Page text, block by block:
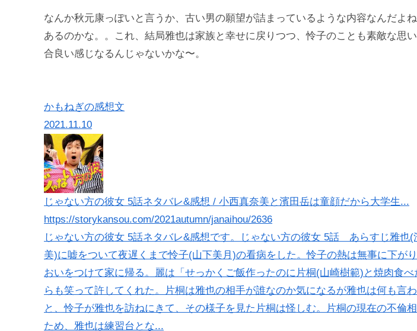
なんか秋元康っぽいと言うか、古い男の願望が詰まっているような内容なんだよ
あるのかな。。これ、結局雅也は家族と幸せに戻りつつ、怜子のことも素敵な思
合良い感じなるんじゃないかな〜。
かもねぎの感想文
2021.11.10
じゃない方の彼女 5話ネタバレ&感想 / 小西真奈美と濱田岳は童顔だから大学生...
https://storykansou.com/2021autumn/janaihou/2636
じゃない方の彼女 5話ネタバレ&感想です。じゃない方の彼女 5話 あらすじ雅也(
美)に嘘をついて夜遅くまで怜子(山下美月)の看病をした。怜子の熱は無事に下が
おいをつけて家に帰る。麗は「せっかくご飯作ったのに片桐(山崎樹範)と焼肉食
らも笑って許してくれた。片桐は雅也の相手が誰なのか気になるが雅也は何も言
と、怜子が雅也を訪ねにきて、その様子を見た片桐は怪しむ。片桐の現在の不倫
ため、雅也は練習台とな...